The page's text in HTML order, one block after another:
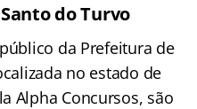
do Turvo
da Prefeitura de
no estado de
Alpha Concursos, são